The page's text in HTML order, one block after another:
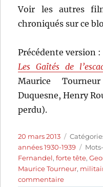
Voir les autres
chroniqués sur ce
Précédente version :
Les Gaîtés de
Maurice
Duquesne, Henry
perdu).
Publié
le
20 mars 2013
années 1930-1939
Fernandel,forte tête,
Maurice Tourneur,
commentairesur